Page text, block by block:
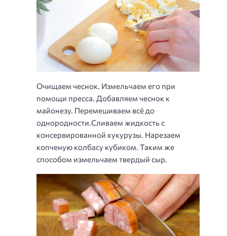
Очищаем чеснок. Измельчаем его при
помощи пресса. Добавляем чеснок к
майонезу. Перемешиваем всё до
однородности.Сливаем жидкость с
консервированной кукурузы. Нарезаем
копченую колбасу кубиком. Таким же
способом измельчаем твердый сыр.